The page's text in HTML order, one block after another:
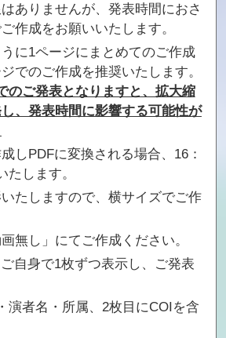
ありませんが、発表時間におさ
作成をお願いいたします。
に1ページにまとめてのご作成
でのご作成を推奨いたします。
のご発表となりますと、拡大縮
、発表時間に影響する可能性が
しPDFに変換される場合、16：
します。
たしますので、横サイズでご作
無し」にてご作成ください。
自身で1枚ずつ表示し、ご発表
演者名・所属、2枚目にCOIを含